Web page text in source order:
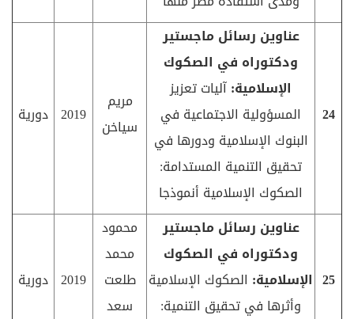
24
عناوين رسائل ماجستير
ودكتوراه في الصكوك
الإسلامية:آليات تعزيز
المسؤولية الاجتماعية في
البنوك الإسلامية ودورها في
تحقيق التنمية المستدامة:
الصكوك الإسلامية أنموذجا
مريم
سياخن
2019 دورية
25
عناوين رسائل ماجستير
ودكتوراه في الصكوك
الإسلامية: الصكوك الإسلامية
وأثرها في تحقيق التنمية:
محمود
محمد
طلعت
سعد
2019 دورية